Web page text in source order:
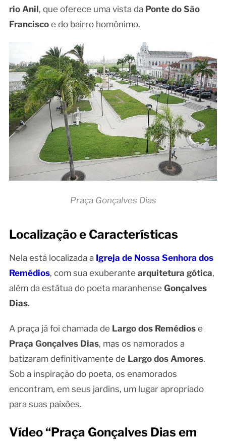
rio Anil, que oferece uma vista da Ponte do São
Franciscoe do bairro homônimo.
Praça Gonçalves Dias
Localização e Características
Nela está localizada a Igreja de Nossa Senhora dos
Remédios, com sua exuberante arquitetura gótica,
além da estátua do poeta maranhense Gonçalves
Dias.
A praça já foi chamada de Largo dos Remédiose
Praça Gonçalves Dias, mas os namorados a
batizaram definitivamente de Largo dos Amores.
Sob a inspiração do poeta, os enamorados
encontram, em seus jardins, um lugar apropriado
para suas paixões.
Vídeo “Praça Gonçalves Dias em